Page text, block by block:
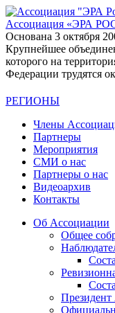
Ассоциация «ЭРА
Основана 3 октября
Крупнейшее
которого на
Федерации трудятся
РЕГИОНЫ
Члены
Партнеры
Мероприятия
СМИ о нас
Партнеры о нас
Видеоархив
Контакты
Об Ассоциации
Общее